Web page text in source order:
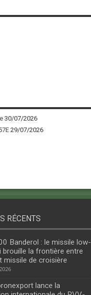
30/07/2026
29/07/2026
RÉCENTS
Banderol : le missile low-
brouille la frontière entre
missile de croisière
lance la